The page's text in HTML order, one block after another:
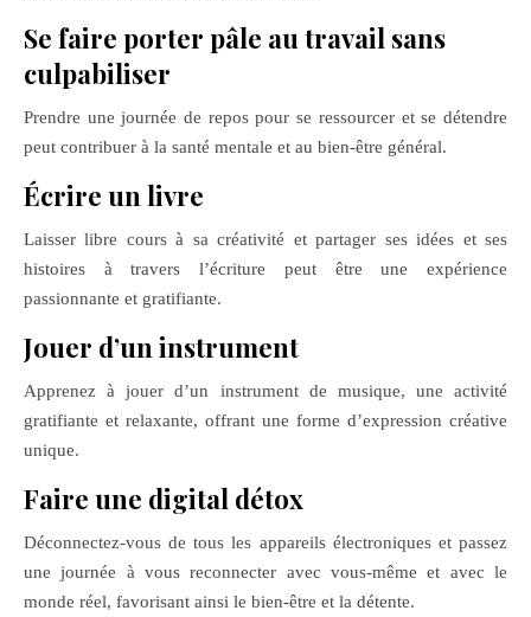
Se faire porter pâle au travail sans
culpabiliser
Prendre une journée de repos pour se ressourcer et se détendre
peut contribuer à la santé mentale et au bien-être général.
Écrire un livre
Laisser libre cours à sa créativité et partager ses idées et ses
histoires à travers l’écriture peut être une expérience
passionnante et gratifiante.
Jouer d’un instrument
Apprenez à jouer d’un instrument de musique, une activité
gratifiante et relaxante, offrant une forme d’expression créative
unique.
Faire une digital détox
Déconnectez-vous de tous les appareils électroniques et passez
une journée à vous reconnecter avec vous-même et avec le
monde réel, favorisant ainsi le bien-être et la détente.